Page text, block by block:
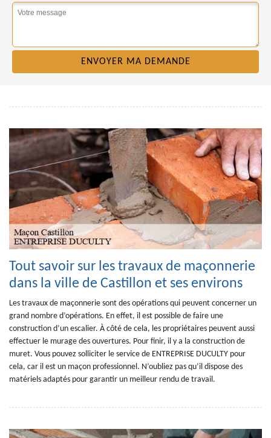
Tout savoir sur les travaux de maçonnerie
dans la ville de Castillon et ses environs
Les travaux de maçonnerie sont des opérations qui peuvent concerner un
grand nombre d’opérations. En effet, il est possible de faire une
construction d’un escalier. À côté de cela, les propriétaires peuvent aussi
effectuer le murage des ouvertures. Pour finir, il y a la construction de
muret. Vous pouvez solliciter le service de ENTREPRISE DUCULTY pour
cela, car il est un maçon professionnel. N’oubliez pas qu’il dispose des
matériels adaptés pour garantir un meilleur rendu de travail.